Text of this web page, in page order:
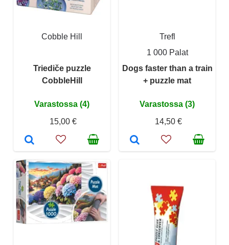
Cobble Hill
Triediče puzzle
CobbleHill
Varastossa (4)
15,00 €
Trefl
1 000 Palat
Dogs faster than a train
+ puzzle mat
Varastossa (3)
14,50 €